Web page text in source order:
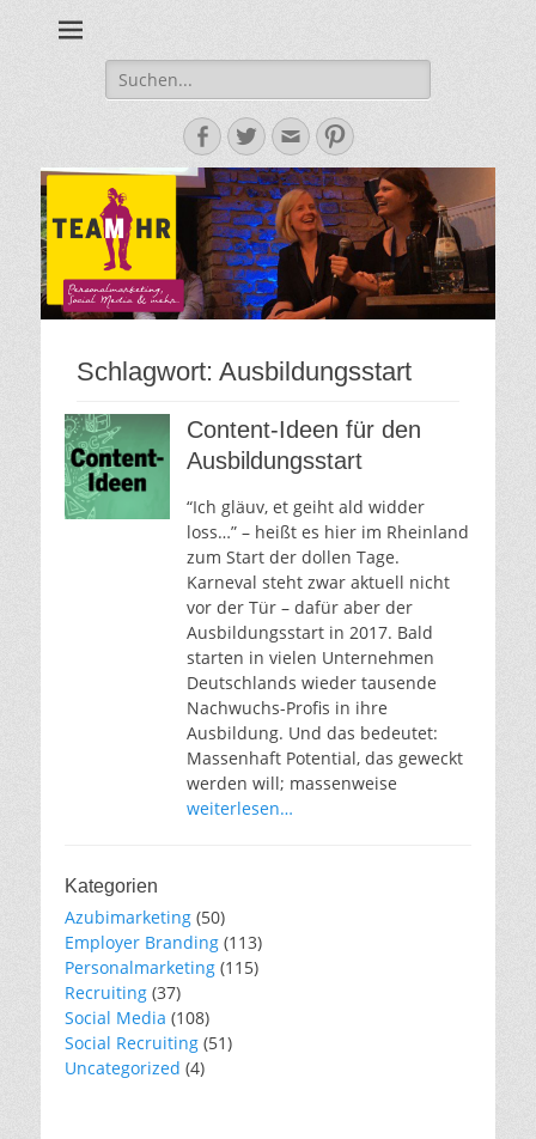
Blog
Suche
nach:
Facebook
Twitter
E-
Mail-
Adresse
Pinterest
Schlagwort: Ausbildungsstart
Content-Ideen für den
Ausbildungsstart
“Ich gläuv, et geiht ald widder
loss…” – heißt es hier im Rheinland
zum Start der dollen Tage.
Karneval steht zwar aktuell nicht
vor der Tür – dafür aber der
Ausbildungsstart in 2017. Bald
starten in vielen Unternehmen
Deutschlands wieder tausende
Nachwuchs-Profis in ihre
Ausbildung. Und das bedeutet:
Massenhaft Potential, das geweckt
werden will; massenweise
weiterlesen…
Kategorien
Azubimarketing (50)
Employer Branding (113)
Personalmarketing (115)
Recruiting (37)
Social Media (108)
Social Recruiting (51)
Uncategorized (4)